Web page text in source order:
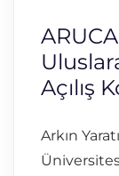
Açılış
Arkın